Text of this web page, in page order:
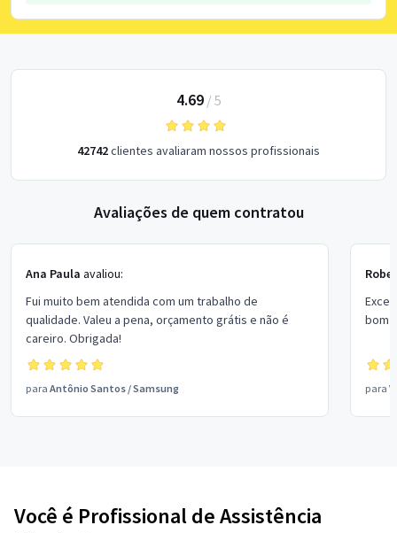
4.69/ 5
42742clientes avaliaram nossos profissionais
Avaliações de quem contratou
Ana Paula avaliou:
Fui muito bem atendida com um trabalho de
qualidade. Valeu a pena, orçamento grátis e não é
careiro. Obrigada!
para Antônio Santos /Samsung
bom
para
Você é Profissional de Assistência